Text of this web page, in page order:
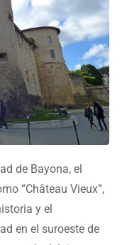
de Bayona, el
“Château Vieux”,
y el
en el suroeste de